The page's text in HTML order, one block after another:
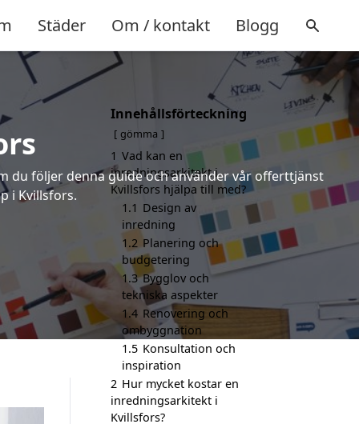
Städer Om / kontakt Blogg
du följer denna guide och använder vår offerttjänst
i Kvillsfors.
Innehållsförteckning
gömma
1 Vad kan en
inredningsarkitekt i
Kvillsfors hjälpa till med?
1.1 Design av
inredning
1.2 Planering och
budgetering
1.3 Bygglov och
tekniska aspekter
1.4 Renovering och
ombyggnation
1.5 Konsultation och
inspiration
2 Hur mycket kostar en
inredningsarkitekt i
Kvillsfors?